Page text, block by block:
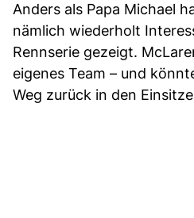
Anders als Papa Michael
nämlich wiederholt
Rennserie gezeigt.
eigenes Team – und
Weg zurück in den